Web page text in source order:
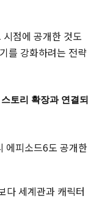
점에 공개한 것도
를 강화하려는 전략
토리 확장과 연결되
에피소드6도 공개한
다 세계관과 캐릭터